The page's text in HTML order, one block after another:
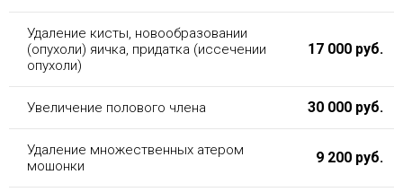
Удаление кисты, новообразовании
(опухоли) яичка, придатка (иссечении
опухоли)
17 000 руб.
Увеличение полового члена 30 000 руб.
Удаление множественных атером
мошонки
9 200 руб.